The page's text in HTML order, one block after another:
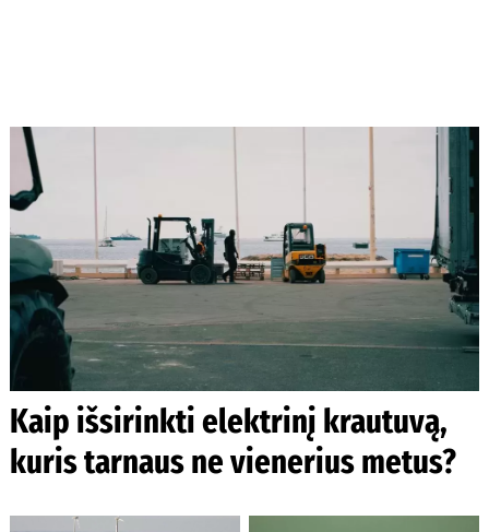
Kaip išsirinkti elektrinį krautuvą,
kuris tarnaus ne vienerius metus?